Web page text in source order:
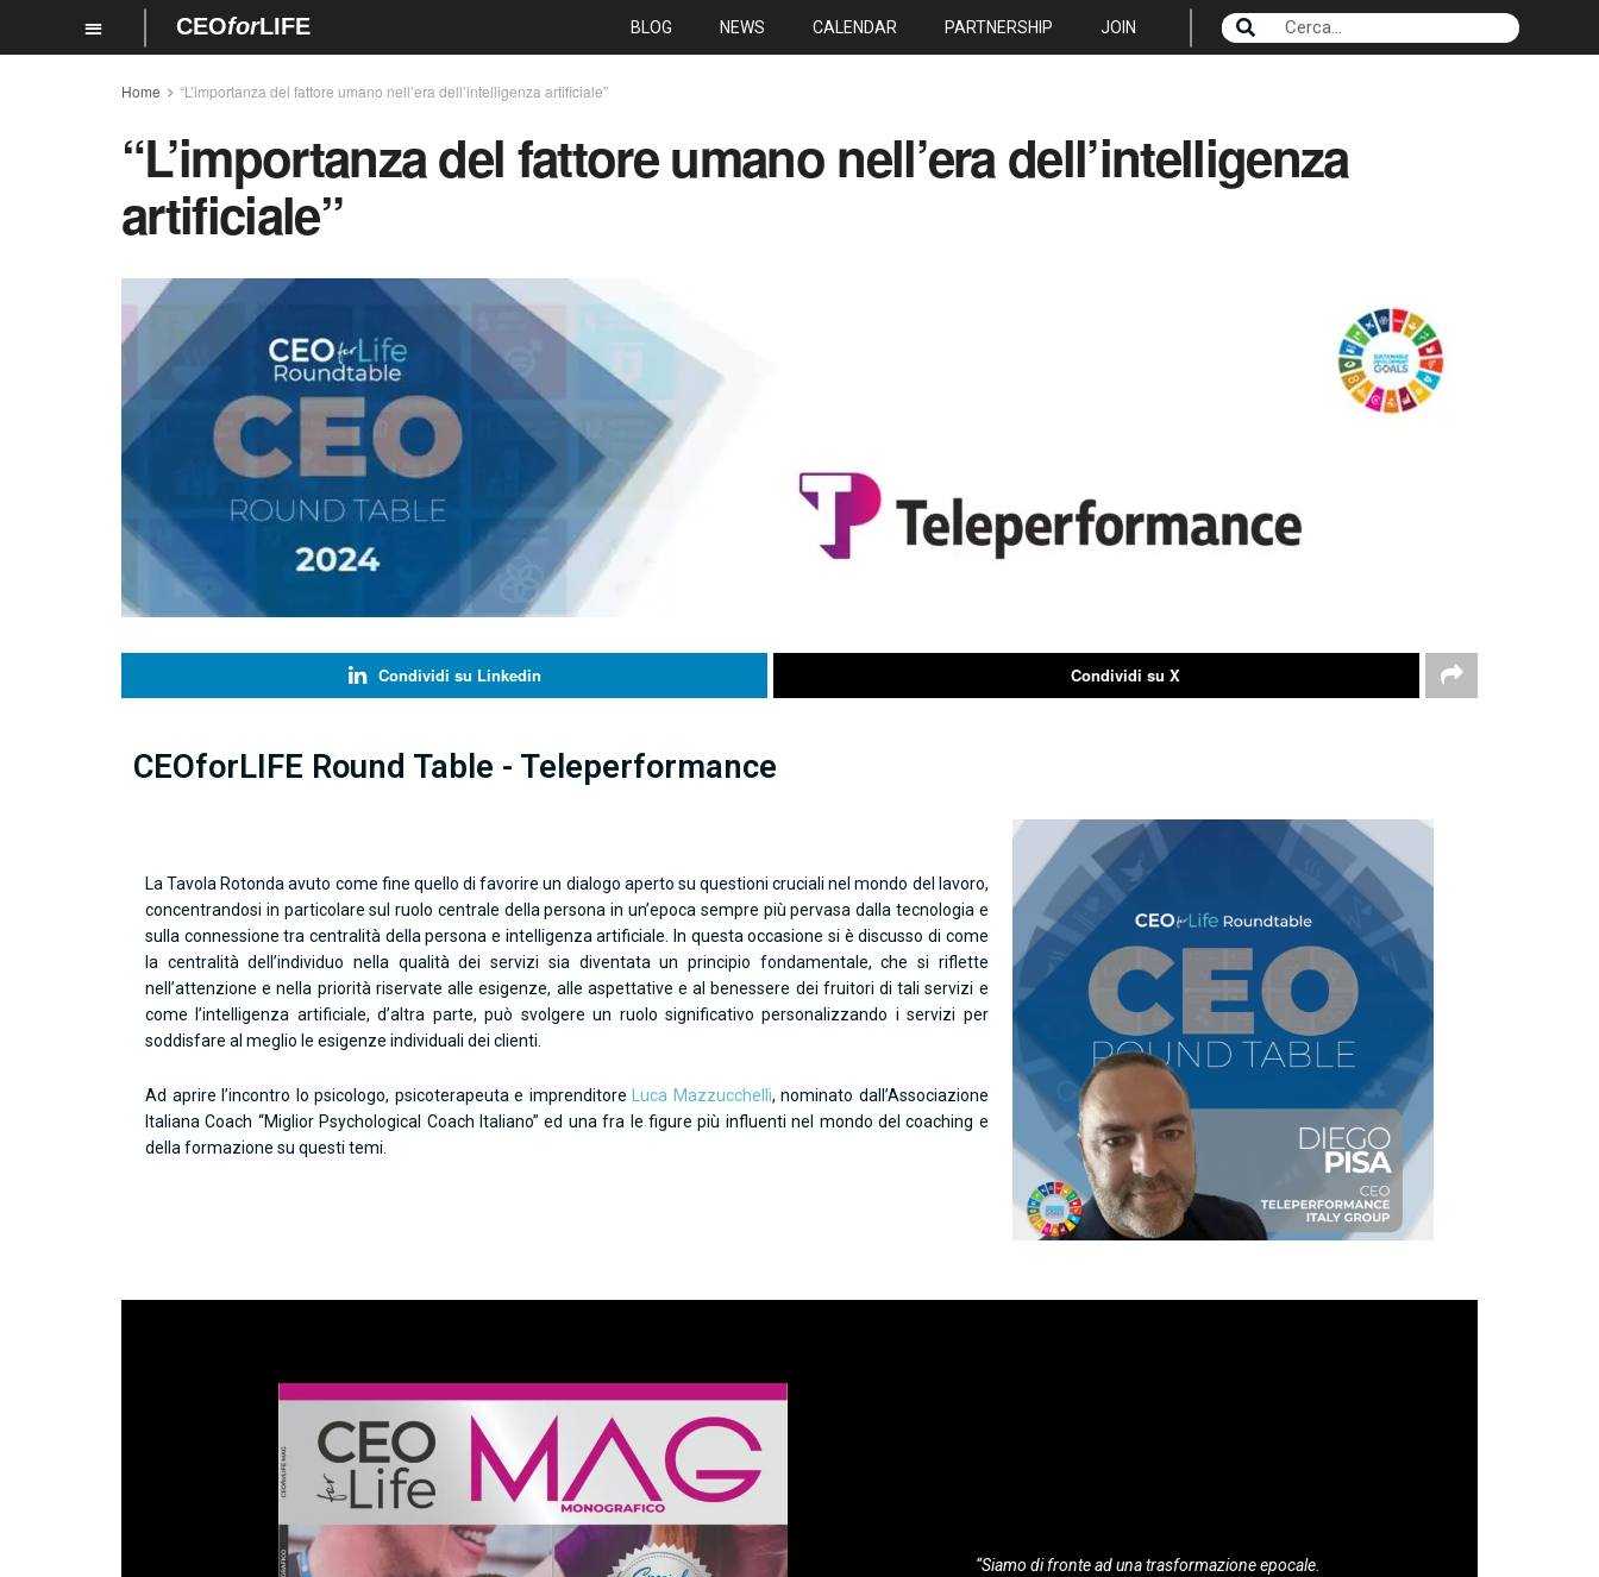
CEOforLIFE BLOG NEWS CALENDAR PARTNERSHIP JOIN
Home “L’importanza del fattore umano nell’era dell’intelligenza artificiale”
“L’importanza del fattore umano nell’era dell’intelligenza
artificiale”
Condividi su Linkedin Condividi su X
CEOforLIFE Round Table - Teleperformance
La Tavola Rotonda avuto come fine quello di favorire un dialogo aperto su questioni cruciali nel mondo del lavoro,
concentrandosi in particolare sul ruolo centrale della persona in un’epoca sempre più pervasa dalla tecnologia e
sulla connessione tra centralità della persona e intelligenza artificiale. In questa occasione si è discusso di come
la centralità dell’individuo nella qualità dei servizi sia diventata un principio fondamentale, che si riflette
nell’attenzione e nella priorità riservate alle esigenze, alle aspettative e al benessere dei fruitori di tali servizi e
come l’intelligenza artificiale, d’altra parte, può svolgere un ruolo significativo personalizzando i servizi per
soddisfare al meglio le esigenze individuali dei clienti.
Ad aprire l’incontro lo psicologo, psicoterapeuta e imprenditore Luca Mazzucchelli, nominato dall’Associazione
Italiana Coach “Miglior Psychological Coach Italiano” ed una fra le figure più influenti nel mondo del coaching e
della formazione su questi temi.
“Siamo di fronte ad una trasformazione epocale.